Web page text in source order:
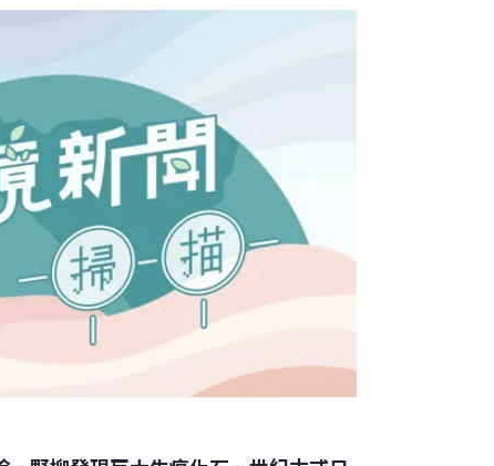
群數量也大幅增加。去年一份發表在《科